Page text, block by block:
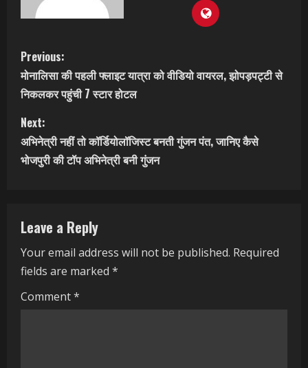
C
o
n
t
u
e
R
Previous:
मोनालिसा की पहली फ्लाइट यात्रा को वीडियो वायरल, झोपड़पट्टी से
निकलकर पहुंची 7 स्टार होटल
Next:
अभिनेत्री नहीं तो कॉर्डियोलॉजिस्ट बनती गुंजन पंत, जानिए कैसे
भोजपुरी की टॉप अभिनेत्री बनी गुंजन
Leave a Reply
Your email address will not be published. Required
fields are marked *
Comment*